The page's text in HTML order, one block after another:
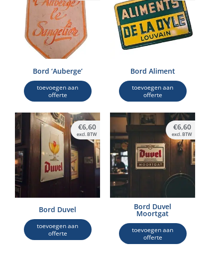
Bord ‘Auberge’
toevoegen aan
offerte
Bord Aliment
toevoegen aan
offerte
Bord Duvel
toevoegen aan
offerte
€6,60
excl. BTW
Bord Duvel
Moortgat
toevoegen aan
offerte
€6,60
excl. BTW